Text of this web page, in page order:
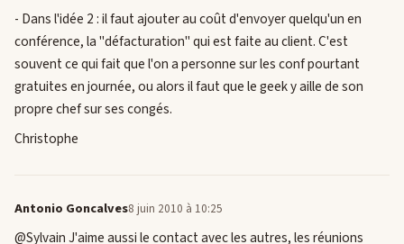
- Dans l'idée 2 : il faut ajouter au coût d'envoyer quelqu'un en
conférence, la "défacturation" qui est faite au client. C'est
souvent ce qui fait que l'on a personne sur les conf pourtant
gratuites en journée, ou alors il faut que le geek y aille de son
propre chef sur ses congés.
Christophe
Antonio Goncalves8 juin 2010 à 10:25
@Sylvain J'aime aussi le contact avec les autres, les réunions